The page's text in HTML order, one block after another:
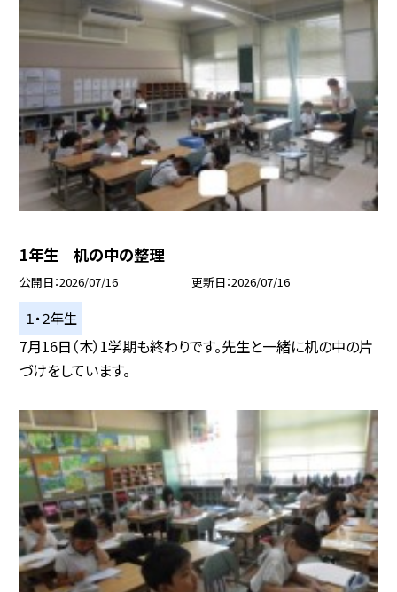
1年生 机の中の整理
公開日 2026/07/16 更新日 2026/07/16
１・２年生
7月16日（木）1学期も終わりです。先生と一緒に机の中の片
づけをしています。